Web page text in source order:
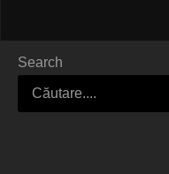
Search